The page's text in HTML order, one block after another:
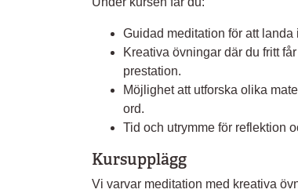
Guidad meditation för att
Kreativa övningar där du fritt
prestation.
Möjlighet att utforska olika
ord.
Tid och utrymme för reflektion
Kursupplägg
Vi varvar meditation med kreativa